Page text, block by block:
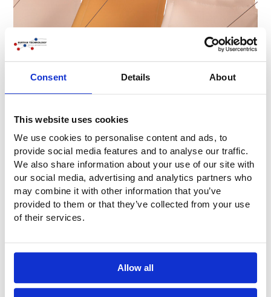
Consent Details About
This website uses cookies
We use cookies to personalise content and ads, to
provide social media features and to analyse our traffic.
We also share information about your use of our site with
our social media, advertising and analytics partners who
may combine it with other information that you’ve
provided to them or that they’ve collected from your use
of their services.
Allow all
¿Preguntas?
dude en ponerse en contacto con nosotros. Llámenos al
+31 (0)316-250830. Pero aún más fácil: rellene
directamente el siguiente formulario de contacto. Nos
pondremos en contacto con usted lo antes posible.
Empresa
Nombre*